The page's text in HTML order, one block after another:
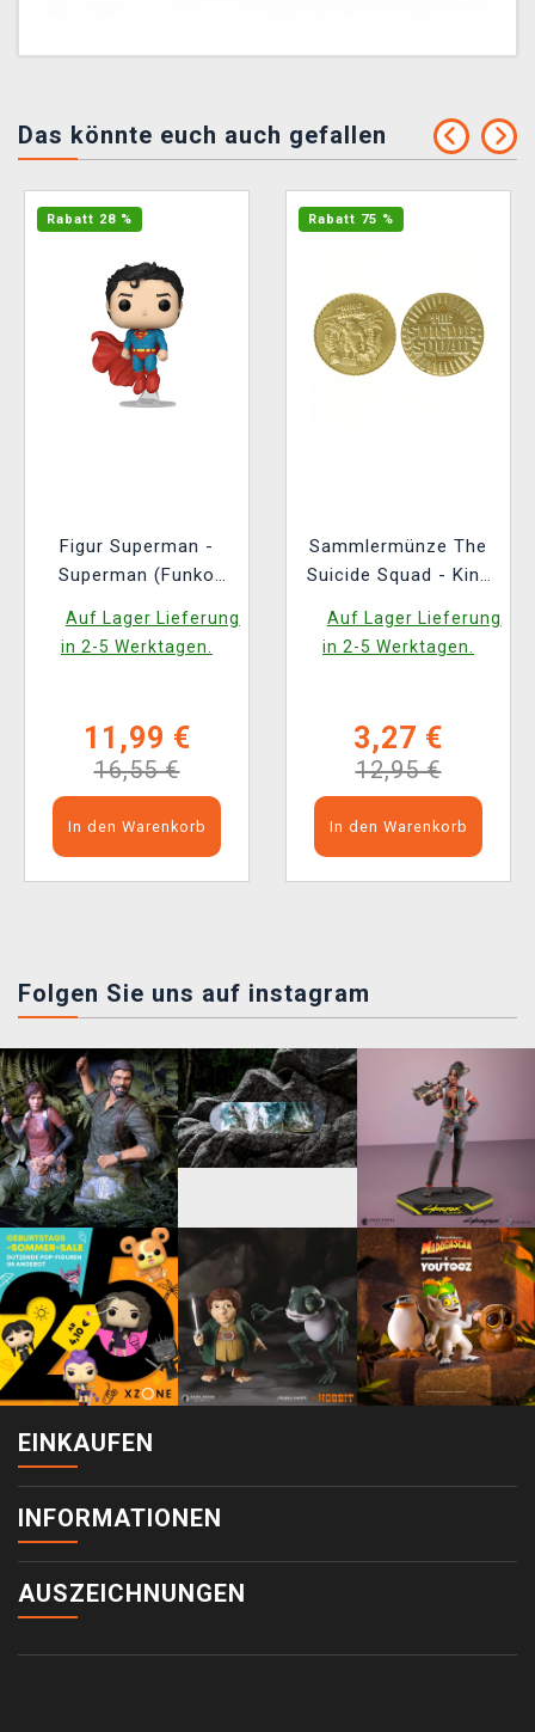
Das könnte euch auch gefallen
Rabatt 28 %
Figur Superman -
Superman (Funko
Auf Lager Lieferung
in 2-5 Werktagen.
11,99 €
16,55 €
In den Warenkorb
Rabatt 75 %
Sammlermünze The
Suicide Squad - King
Auf Lager Lieferung
in 2-5 Werktagen.
3,27 €
12,95 €
In den Warenkorb
Folgen Sie uns auf instagram
EINKAUFEN
INFORMATIONEN
AUSZEICHNUNGEN